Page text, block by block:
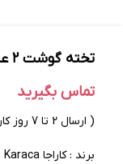
تخته گوشت ۲ عددی کاراجا Bamboo
تماس بگیرید
( ارسال 2 تا 7 روز کاری )
برند : کاراجا Karaca